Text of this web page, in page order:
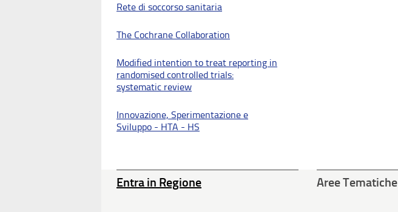
Rete di soccorso sanitaria
The Cochrane Collaboration
Modified intention to treat reporting in
randomised controlled trials:
systematic review
Innovazione, Sperimentazione e
Sviluppo - HTA - HS
Entra in Regione Aree Tematiche